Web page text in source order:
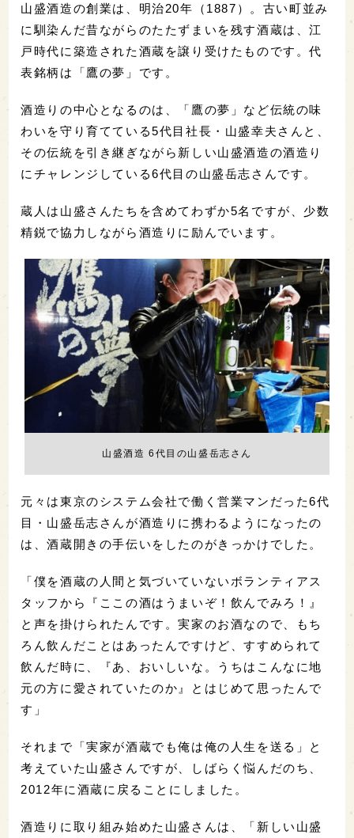
山盛酒造の創業は、明治20年（1887）。古い町並み
に馴染んだ昔ながらのたたずまいを残す酒蔵は、江
戸時代に築造された酒蔵を譲り受けたものです。代
表銘柄は「鷹の夢」です。
酒造りの中心となるのは、「鷹の夢」など伝統の味
わいを守り育てている5代目社長・山盛幸夫さんと、
その伝統を引き継ぎながら新しい山盛酒造の酒造り
にチャレンジしている6代目の山盛岳志さんです。
蔵人は山盛さんたちを含めてわずか5名ですが、少数
精鋭で協力しながら酒造りに励んでいます。
山盛酒造 6代目の山盛岳志さん
元々は東京のシステム会社で働く営業マンだった6代
目・山盛岳志さんが酒造りに携わるようになったの
は、酒蔵開きの手伝いをしたのがきっかけでした。
「僕を酒蔵の人間と気づいていないボランティアス
タッフから『ここの酒はうまいぞ！飲んでみろ！』
と声を掛けられたんです。実家のお酒なので、もち
ろん飲んだことはあったんですけど、すすめられて
飲んだ時に、『あ、おいしいな。うちはこんなに地
元の方に愛されていたのか』とはじめて思ったんで
す」
それまで「実家が酒蔵でも俺は俺の人生を送る」と
考えていた山盛さんですが、しばらく悩んだのち、
2012年に酒蔵に戻ることにしました。
酒造りに取り組み始めた山盛さんは、「新しい山盛